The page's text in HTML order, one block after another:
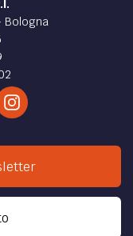
Bologna